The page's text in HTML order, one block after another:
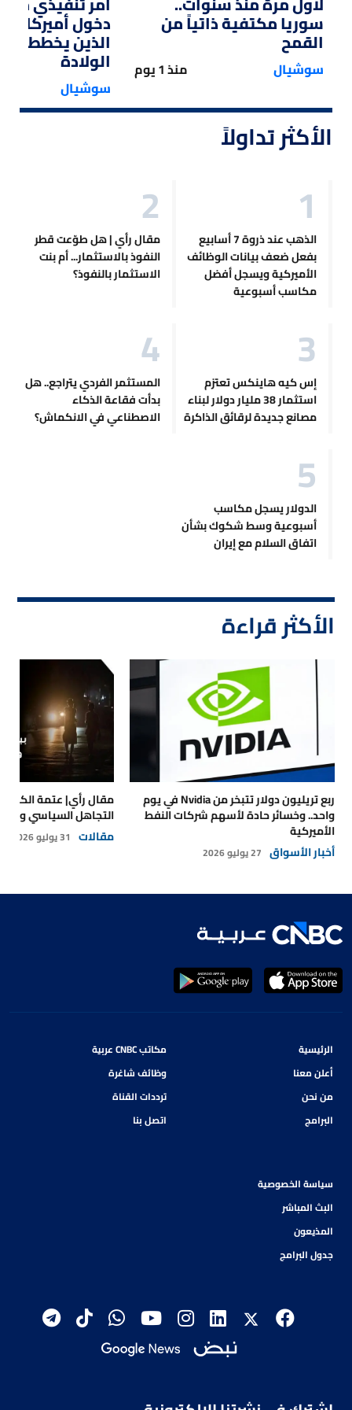
سوريا مكتفية ذاتياً من
القمح
سوشيال منذ 1 يوم
دخول أميركا
الذين يخططون
الولادة
سوشيال
الأكثر تداولاً
الذهب عند ذروة 7 أسابيع
بفعل ضعف بيانات الوظائف
الأميركية ويسجل أفضل
مكاسب أسبوعية
مقال رأي | هل طوّعت قطر
النفوذ بالاستثمار... أم بنت
الاستثمار بالنفوذ؟
إس كيه هاينكس تعتزم
استثمار 38 مليار دولار لبناء
مصانع جديدة لرقائق الذاكرة
المستثمر الفردي يتراجع.. هل
بدأت فقاعة الذكاء
الاصطناعي في الانكماش؟
الدولار يسجل مكاسب
أسبوعية وسط شكوك بشأن
اتفاق السلام مع إيران
الأكثر قراءة
ربع تريليون دولار تتبخر من Nvidia في يوم
واحد.. وخسائر حادة لأسهم شركات النفط
الأميركية
أخبار الأسواق 27 يوليو 2026
مقال رأي| عتمة
التجاهل السياسي
مقالات 31 يوليو 2026
الرئيسية
أعلن معنا
من نحن
البرامج
مكاتب CNBC عربية
وظائف شاغرة
ترددات القناة
اتصل بنا
سياسة الخصوصية
البث المباشر
المذيعون
جدول البرامج